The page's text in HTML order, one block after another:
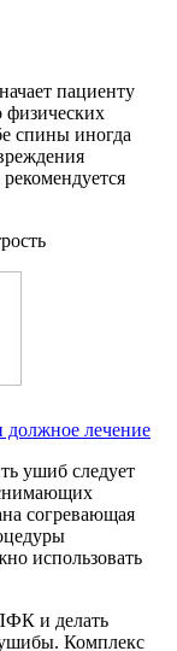
пациенту
физических
спины иногда
должное лечение
ушиб следует
согревающая
использовать
и делать
Комплекс